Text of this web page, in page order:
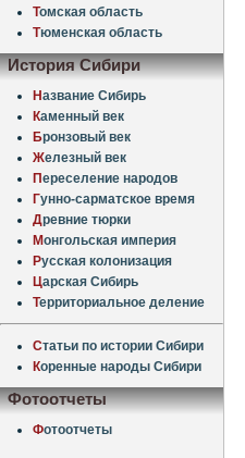
Томская область
Тюменская область
История Сибири
Название Сибирь
Каменный век
Бронзовый век
Железный век
Переселение народов
Гунно-сарматское время
Древние тюрки
Монгольская империя
Русская колонизация
Царская Сибирь
Территориальное деление
Статьи по истории Сибири
Коренные народы Сибири
Фотоотчеты
Фотоотчеты